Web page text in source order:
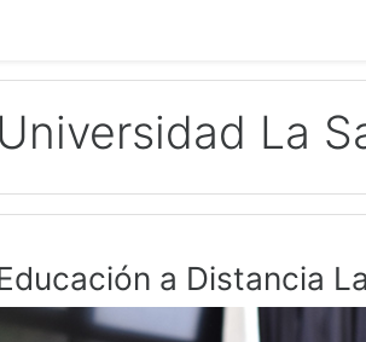
La
a Distancia